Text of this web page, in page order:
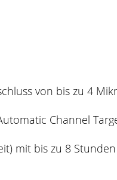
von bis zu 4
Channel
mit bis zu 8